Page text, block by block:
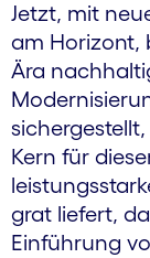
Jetzt, mit
am Horizont,
Ära
Kern für
grat liefert,
Einführung